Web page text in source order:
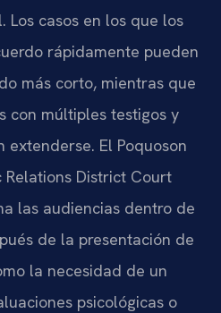
casos en los que los
rápidamente pueden
más corto, mientras que
con múltiples testigos y
El Poquoson
District Court
las audiencias dentro de
de la presentación de
la necesidad de un
psicológicas o